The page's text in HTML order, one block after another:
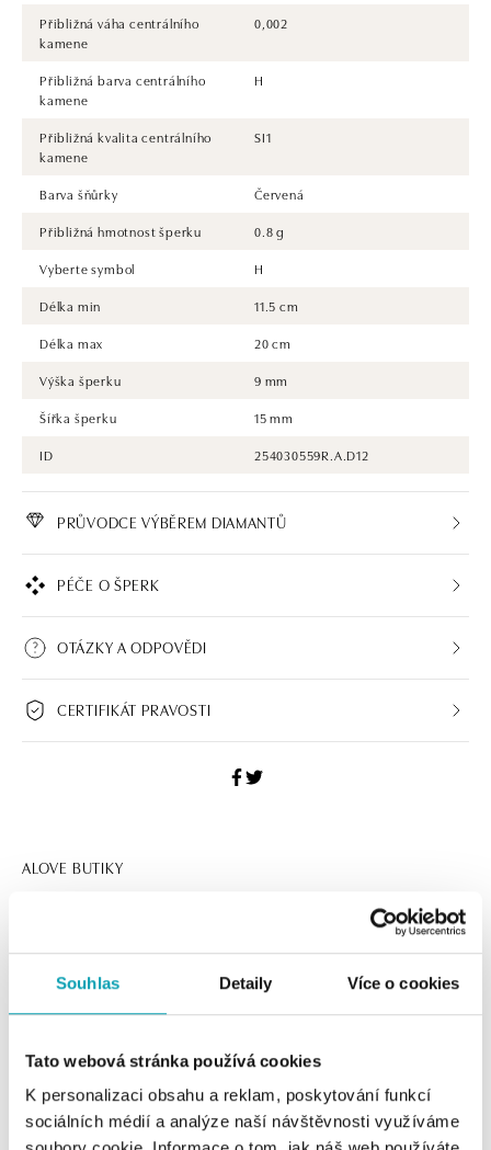
Souhlas Detaily Více o cookies
Tato webová stránka používá cookies
K personalizaci obsahu a reklam, poskytování funkcí
sociálních médií a analýze naší návštěvnosti využíváme
Přibližná váha centrálního
kamene
0,002
Přibližná barva centrálního
kamene
H
Přibližná kvalita centrálního
kamene
SI1
Barva šňůrky
Červená
Přibližná hmotnost šperku
0.8 g
Vyberte symbol
H
Délka min
11.5 cm
Délka max
20 cm
Výška šperku
9 mm
Šířka šperku
15 mm
ID
254030559R.A.D12
PRŮVODCE VÝBĚREM DIAMANTŮ
PÉČE O ŠPERK
OTÁZKY A ODPOVĚDI
CERTIFIKÁT PRAVOSTI
ALOVE BUTIKY